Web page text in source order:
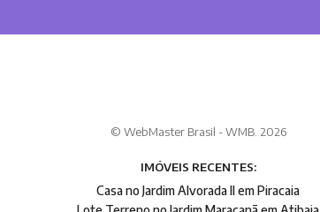
© WebMaster Brasil - WMB. 2026
IMÓVEIS RECENTES:
Casa no Jardim Alvorada II em Piracaia